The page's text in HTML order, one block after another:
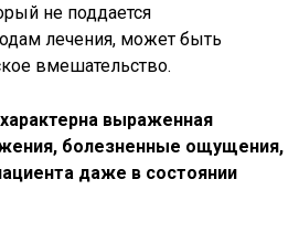
не поддается
лечения, может быть
вмешательство.
выраженная
болезненные ощущения,
даже в состоянии